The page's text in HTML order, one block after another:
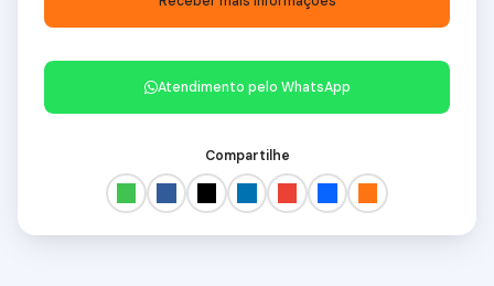
Atendimento pelo WhatsApp
Compartilhe